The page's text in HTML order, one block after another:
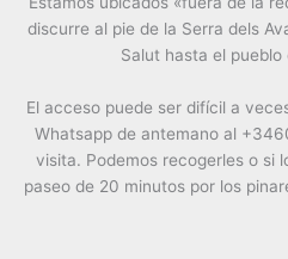
discurre al pie de la Serra dels
Salut hasta el pueblo
El acceso puede ser difícil a
Whatsapp de antemano al
visita. Podemos recogerles o si
paseo de 20 minutos por los